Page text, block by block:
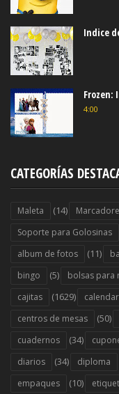
Indice
Frozen:
4:00
CATEGORÍAS
Maleta (14)
Soporte para Golosinas
album de fotos (11)
bingo (5) bolsas para
cajitas (1629)
centros de mesas (50)
cuadernos (34)
diarios (34) diploma
empaques (10)